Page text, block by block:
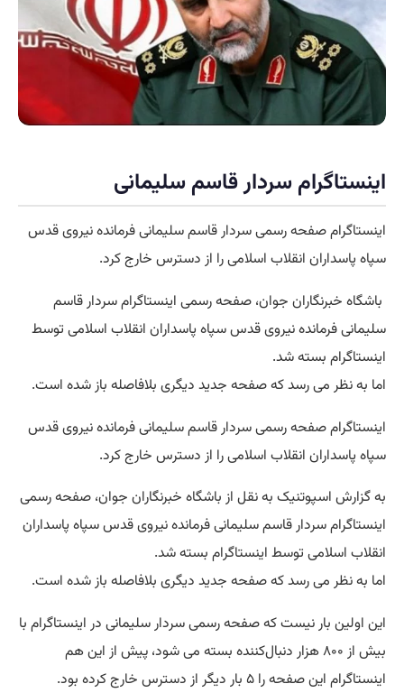
اینستاگرام سردار قاسم سلیمانی
اینستاگرام صفحه رسمی سردار قاسم سلیمانی فرمانده نیروی قدس
سپاه پاسداران انقلاب اسلامی را از دسترس خارج کرد.
باشگاه خبرنگاران جوان، صفحه رسمی اینستاگرام سردار قاسم
سلیمانی فرمانده نیروی قدس سپاه پاسداران انقلاب اسلامی توسط
اینستاگرام بسته شد.
اما به نظر می رسد که صفحه جدید دیگری بلافاصله باز شده است.
اینستاگرام صفحه رسمی سردار قاسم سلیمانی فرمانده نیروی قدس
سپاه پاسداران انقلاب اسلامی را از دسترس خارج کرد.
به گزارش اسپوتنیک به نقل از باشگاه خبرنگاران جوان، صفحه رسمی
اینستاگرام سردار قاسم سلیمانی فرمانده نیروی قدس سپاه پاسداران
انقلاب اسلامی توسط اینستاگرام بسته شد.
اما به نظر می رسد که صفحه جدید دیگری بلافاصله باز شده است.
این اولین بار نیست که صفحه رسمی سردار سلیمانی در اینستاگرام با
بیش از ۸۰۰ هزار دنبال‌کننده بسته می شود، پیش از این هم
اینستاگرام این صفحه را ۵ بار دیگر از دسترس خارج کرده بود.